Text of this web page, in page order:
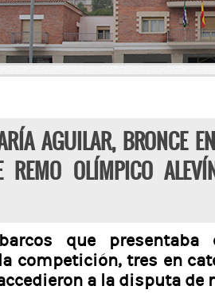
AGUILAR, BRONCE
REMO OLÍMPICO
que presentaba
competición, tres en
a la disputa de